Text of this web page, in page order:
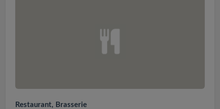
Restaurant, Brasserie